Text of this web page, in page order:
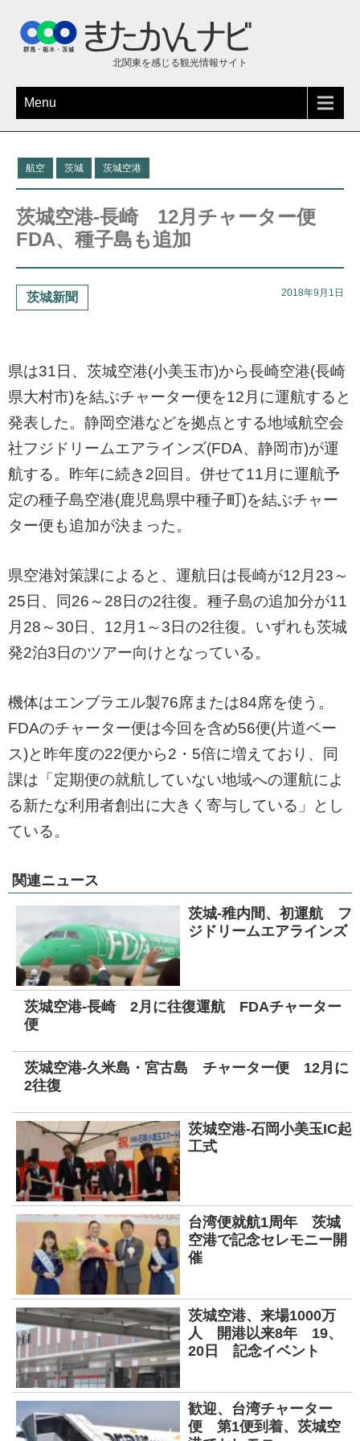
北関東を感じる観光情報サイト
Menu
航空 茨城 茨城空港
茨城空港-長崎 12月チャーター便
FDA、種子島も追加
茨城新聞 2018年9月1日
県は31日、茨城空港(小美玉市)から長崎空港(長崎
県大村市)を結ぶチャーター便を12月に運航すると
発表した。静岡空港などを拠点とする地域航空会
社フジドリームエアラインズ(FDA、静岡市)が運
航する。昨年に続き2回目。併せて11月に運航予
定の種子島空港(鹿児島県中種子町)を結ぶチャー
ター便も追加が決まった。
県空港対策課によると、運航日は長崎が12月23～
25日、同26～28日の2往復。種子島の追加分が11
月28～30日、12月1～3日の2往復。いずれも茨城
発2泊3日のツアー向けとなっている。
機体はエンブラエル製76席または84席を使う。
FDAのチャーター便は今回を含め56便(片道ベー
ス)と昨年度の22便から2・5倍に増えており、同
課は「定期便の就航していない地域への運航によ
る新たな利用者創出に大きく寄与している」とし
ている。
関連ニュース
茨城-稚内間、初運航 フ
ジドリームエアラインズ
茨城空港-長崎 2月に往復運航 FDAチャーター
便
茨城空港-久米島・宮古島 チャーター便 12月に
2往復
茨城空港-石岡小美玉IC起
工式
台湾便就航1周年 茨城
空港で記念セレモニー開
催
茨城空港、来場1000万
人 開港以来8年 19、
20日 記念イベント
歓迎、台湾チャーター
便 第1便到着、茨城空